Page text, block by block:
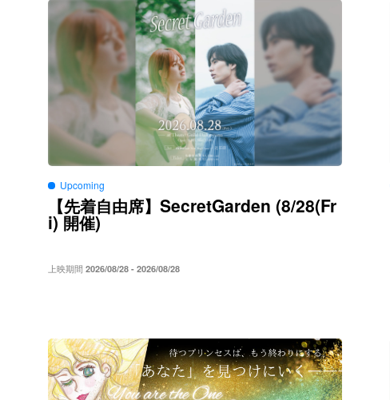
Upcoming
【先着自由席】 SecretGarden (8/28(Fr
i)開催)
上映期間 2026/08/28 - 2026/08/28